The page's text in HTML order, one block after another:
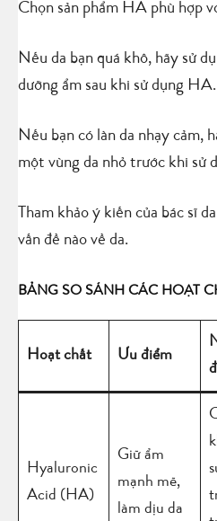
Chọn sản phẩm HA phù hợp
Nếu da bạn quá khô, hãy sử
dưỡng ẩm sau khi sử dụng HA.
Nếu bạn có làn da nhạy cảm,
một vùng da nhỏ trước khi sử
Tham khảo ý kiến của bác sĩ
vấn đề nào về da.
BẢNG SO SÁNH CÁC HOẠT
Hoạt chất Ưu điểm
Hyaluronic
Acid (HA)
Giữ ẩm
mạnh mẽ,
làm dịu da